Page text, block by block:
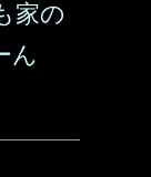
家の
ん